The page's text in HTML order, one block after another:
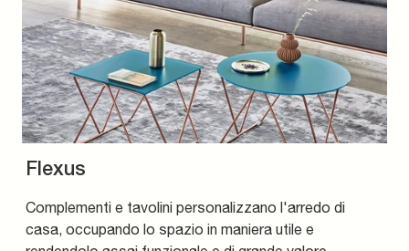
Flexus
Complementi e tavolini personalizzano l'arredo di
casa, occupando lo spazio in maniera utile e